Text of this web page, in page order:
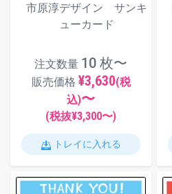
市原淳デザイン サンキ
ューカード
注文数量 10 枚〜
販売価格 ¥3,630(税
込)〜
(税抜¥3,300〜)
トレイに入れる